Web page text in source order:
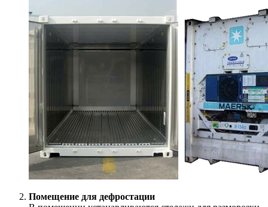
Помещение для дефростации